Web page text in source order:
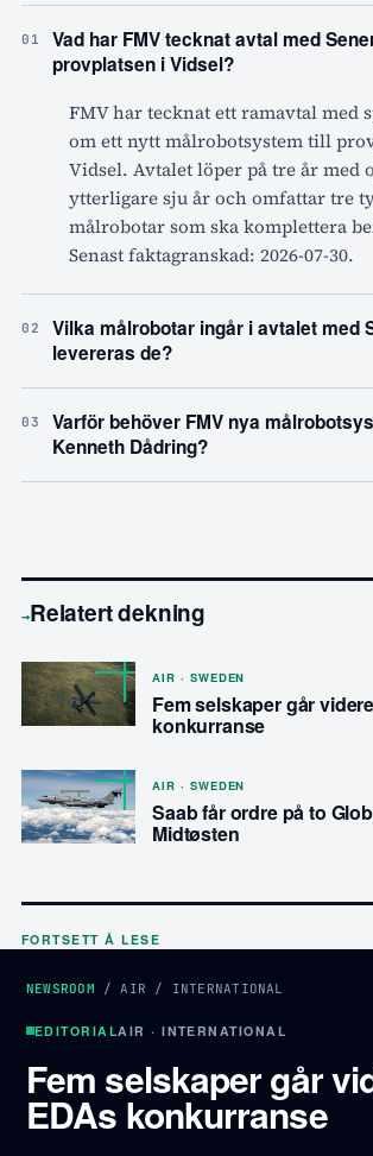
01
Vad har FMV tecknat avtal med
provplatsen i Vidsel?
FMV har tecknat ett ramavtal med
om ett nytt målrobotsystem till
Vidsel. Avtalet löper på tre år med
ytterligare sju år och omfattar tre
målrobotar som ska komplettera
Senast faktagranskad: 2026-07-30.
02
Vilka målrobotar ingår i avtalet med
levereras de?
03
Varför behöver FMV nya
Kenneth Dådring?
→Relatert dekning
AIR · SWEDEN
Fem selskaper går
konkurranse
AIR · SWEDEN
Saab får ordre på to
Midtøsten
FORTSETT Å LESE
NEWSROOM / AIR / INTERNATIONAL
EDITORIALAIR · INTERNATIONAL
Fem selskaper går
EDAs konkurranse